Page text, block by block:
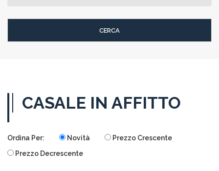
CASALE IN AFFITTO
Ordina Per: Novità
Prezzo Crescente
Prezzo Decrescente